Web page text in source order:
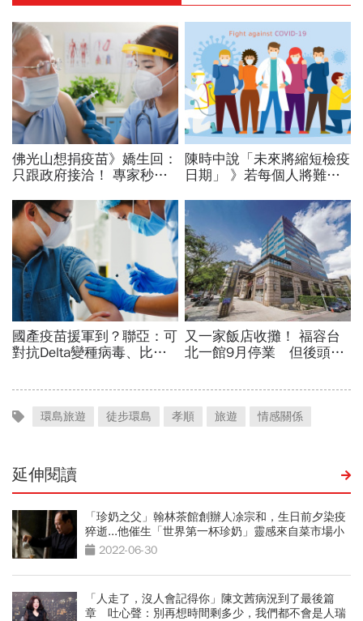
環島旅遊 徒步環島 孝順 旅遊 情感關係
延伸閱讀
「珍奶之父」翰林茶館創辦人凃宗和，生日前夕染疫
猝逝...他催生「世界第一杯珍奶」靈感來自菜市場小
販 2022-06-30
「人走了，沒人會記得你」陳文茜病況到了最後篇
章 吐心聲：別再想時間剩多少，我們都不會是人瑞